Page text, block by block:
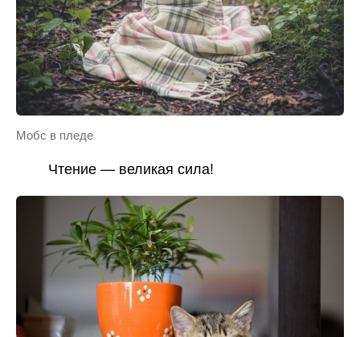
Мобс в пледе
Чтение — великая сила!